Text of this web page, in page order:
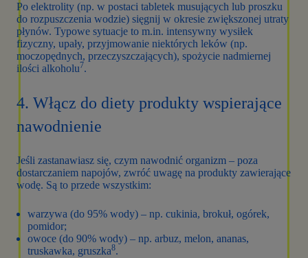
Po elektrolity (np. w postaci tabletek musujących lub proszku
do rozpuszczenia wodzie) sięgnij w okresie zwiększonej utraty
płynów. Typowe sytuacje to m.in. intensywny wysiłek
fizyczny, upały, przyjmowanie niektórych leków (np.
moczopędnych, przeczyszczających), spożycie nadmiernej
ilości alkoholu7.
4. Włącz do diety produkty wspierające
nawodnienie
Jeśli zastanawiasz się, czym nawodnić organizm – poza
dostarczaniem napojów, zwróć uwagę na produkty zawierające
wodę. Są to przede wszystkim:
warzywa (do 95% wody) – np. cukinia, brokuł, ogórek,
pomidor;
owoce (do 90% wody) – np. arbuz, melon, ananas,
truskawka, gruszka8.